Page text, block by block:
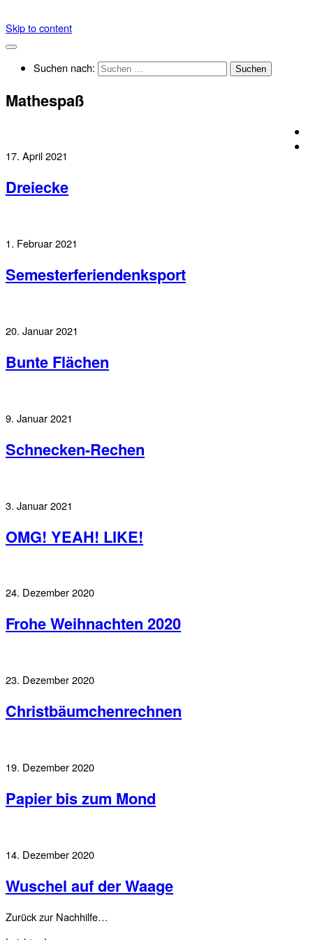
Skip to content
Suchen nach:
Mathespaß
17. April 2021
Dreiecke
1. Februar 2021
Semesterferiendenksport
20. Januar 2021
Bunte Flächen
9. Januar 2021
Schnecken-Rechen
3. Januar 2021
OMG! YEAH! LIKE!
24. Dezember 2020
Frohe Weihnachten 2020
23. Dezember 2020
Christbäumchenrechnen
19. Dezember 2020
Papier bis zum Mond
14. Dezember 2020
Wuschel auf der Waage
Zurück zur Nachhilfe…